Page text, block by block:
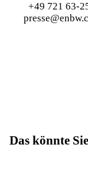
+49 721 63-
Das könnte